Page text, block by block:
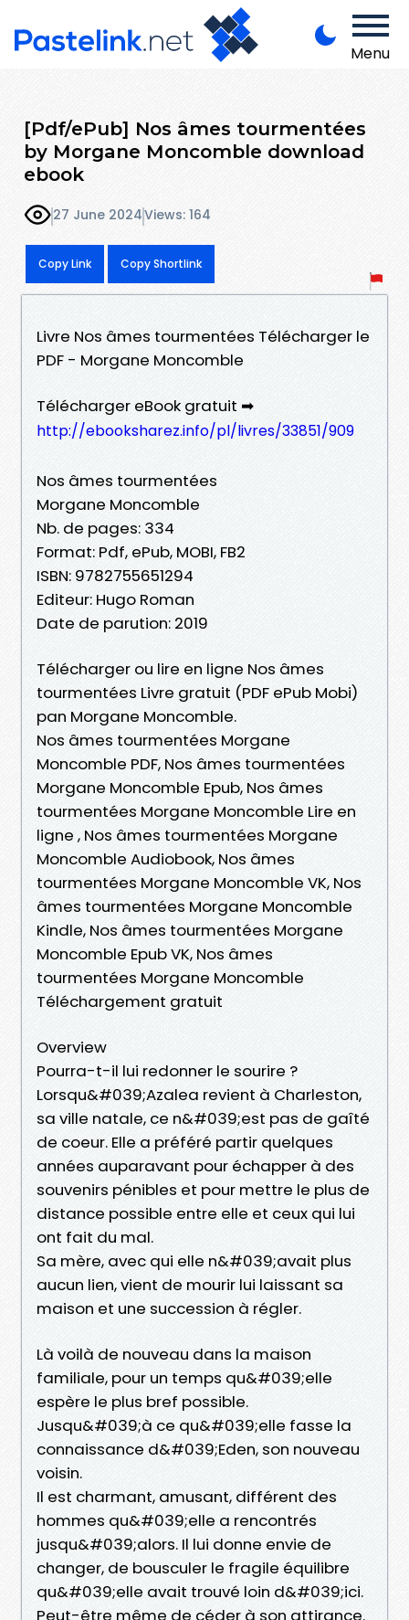
Menu
[Pdf/ePub] Nos âmes tourmentées
by Morgane Moncomble download
ebook
27 June 2024Views: 164
Copy Link Copy Shortlink
Livre Nos âmes tourmentées Télécharger le
PDF - Morgane Moncomble
Télécharger eBook gratuit ➡
http://ebooksharez.info/pl/livres/33851/909
Nos âmes tourmentées
Morgane Moncomble
Nb. de pages: 334
Format: Pdf, ePub, MOBI, FB2
ISBN: 9782755651294
Editeur: Hugo Roman
Date de parution: 2019
Télécharger ou lire en ligne Nos âmes
tourmentées Livre gratuit (PDF ePub Mobi)
pan Morgane Moncomble.
Nos âmes tourmentées Morgane
Moncomble PDF, Nos âmes tourmentées
Morgane Moncomble Epub, Nos âmes
tourmentées Morgane Moncomble Lire en
ligne , Nos âmes tourmentées Morgane
Moncomble Audiobook, Nos âmes
tourmentées Morgane Moncomble VK, Nos
âmes tourmentées Morgane Moncomble
Kindle, Nos âmes tourmentées Morgane
Moncomble Epub VK, Nos âmes
tourmentées Morgane Moncomble
Téléchargement gratuit
Overview
Pourra-t-il lui redonner le sourire ?
Lorsqu&#039;Azalea revient à Charleston,
sa ville natale, ce n&#039;est pas de gaîté
de coeur. Elle a préféré partir quelques
années auparavant pour échapper à des
souvenirs pénibles et pour mettre le plus de
distance possible entre elle et ceux qui lui
ont fait du mal.
Sa mère, avec qui elle n&#039;avait plus
aucun lien, vient de mourir lui laissant sa
maison et une succession à régler.
Là voilà de nouveau dans la maison
familiale, pour un temps qu&#039;elle
espère le plus bref possible.
Jusqu&#039;à ce qu&#039;elle fasse la
connaissance d&#039;Eden, son nouveau
voisin.
Il est charmant, amusant, différent des
hommes qu&#039;elle a rencontrés
jusqu&#039;alors. Il lui donne envie de
changer, de bousculer le fragile équilibre
qu&#039;elle avait trouvé loin d&#039;ici.
Peut-être même de céder à son attirance.